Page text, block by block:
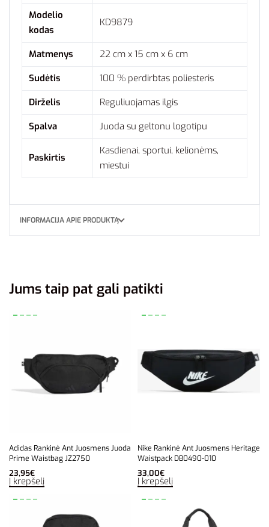
Modelio
kodas
KD9879
Matmenys
22 cm x 15 cm x 6 cm
Sudėtis
100 % perdirbtas poliesteris
Dirželis
Reguliuojamas ilgis
Spalva
Juoda su geltonu logotipu
Paskirtis
Kasdienai, sportui, kelionėms,
miestui
INFORMACIJA APIE PRODUKTĄ
Jums taip pat gali patikti
Adidas Rankinė Ant Juosmens Juoda
Prime Waistbag JZ2750
23,95€
Į krepšelį
Nike Rankinė Ant Juosmens Heritage
Waistpack DB0490-010
33,00€
Į krepšelį